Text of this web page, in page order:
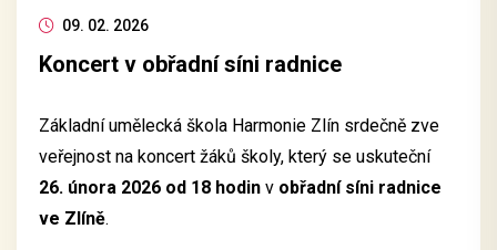
09. 02. 2026
Koncert v obřadní síni radnice
Základní umělecká škola Harmonie Zlín srdečně zve
veřejnost na koncert žáků školy, který se uskuteční
26. února 2026 od 18 hodin v obřadní síni radnice
ve Zlíně.